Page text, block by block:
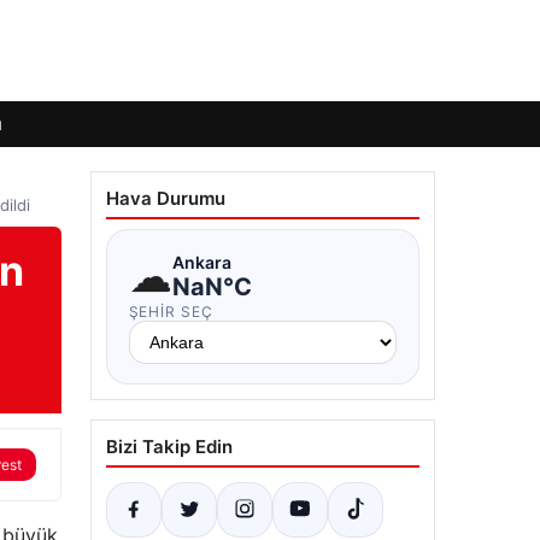
büyük
Hava Durumu
☁Ankara
NaN°C
ŞEHIR SEÇ
Bizi Takip Edin